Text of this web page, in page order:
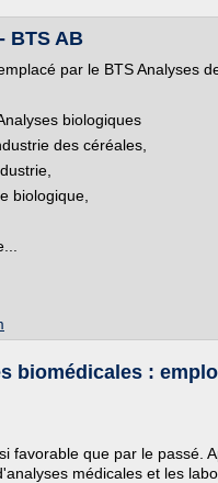
BTS AB
par le BTS Analyses
biologiques
des céréales,
biologique,
biomédicales :
favorable que par le passé.
médicales et les